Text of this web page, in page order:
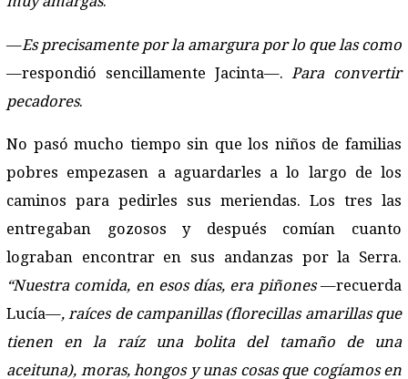
—Es precisamente por la amargura por lo que las como
—respondió sencillamente Jacinta—. Para convertir
pecadores.
No pasó mucho tiempo sin que los niños de familias
pobres empezasen a aguardarles a lo largo de los
caminos para pedirles sus meriendas. Los tres las
entregaban gozosos y después comían cuanto
lograban encontrar en sus andanzas por la Serra.
“Nuestra comida, en esos días, era piñones—recuerda
Lucía—, raíces de campanillas (florecillas amarillas que
tienen en la raíz una bolita del tamaño de una
aceituna), moras, hongos y unas cosas que cogíamos en